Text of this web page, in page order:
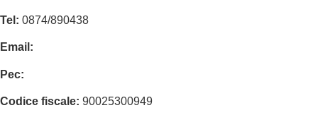
Tel: 0874/890438
Email:
Pec:
Codice fiscale: 90025300949